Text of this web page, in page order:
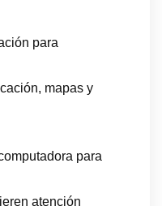
para
mapas y
para
atención